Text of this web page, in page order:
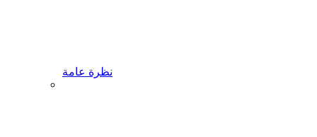
نظرة عامة